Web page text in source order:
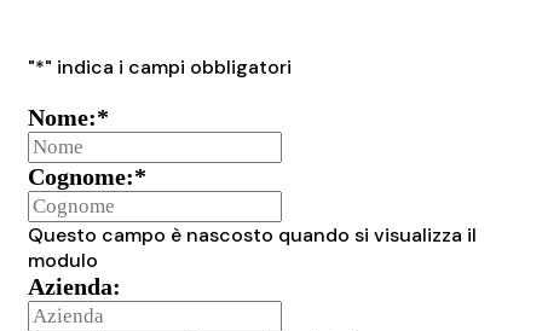
"*" indica i campi obbligatori
Nome:*
Cognome:*
Questo campo è nascosto quando si visualizza il
modulo
Azienda: